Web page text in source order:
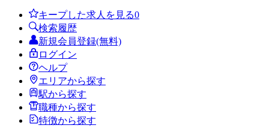
キープした求人を見る0
検索履歴
新規会員登録(無料)
ログイン
ヘルプ
エリアから探す
駅から探す
職種から探す
特徴から探す